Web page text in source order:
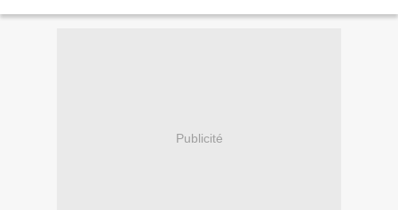
Publicité